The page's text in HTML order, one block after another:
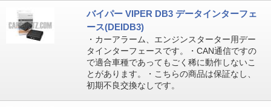
バイパー VIPER DB3 データインターフェ
ース(DEIDB3)
・カーアラーム、エンジンスターター用デー
タインターフェースです。・CAN通信ですの
で適合車種であってもごく稀に動作しないこ
とがあります。・こちらの商品は保証なし、
初期不良交換なしです。